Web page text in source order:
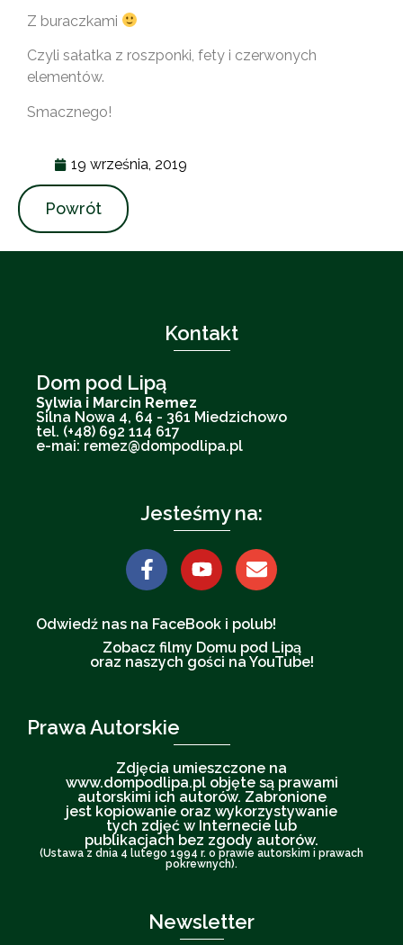
Z buraczkami
Czyli sałatka z roszponki, fety i czerwonych
elementów.
Smacznego!
19 września, 2019
Powrót
Kontakt
Dom pod Lipą
Sylwia i Marcin Remez
Silna Nowa 4, 64 - 361 Miedzichowo
tel. (+48) 692 114 617
e-mai: remez@dompodlipa.pl
Jesteśmy na:
Odwiedź nas na FaceBook i polub!
Zobacz filmy Domu pod Lipą
oraz naszych gości na YouTube!
Prawa Autorskie
Zdjęcia umieszczone na
www.dompodlipa.pl objęte są prawami
autorskimi ich autorów. Zabronione
jest kopiowanie oraz wykorzystywanie
tych zdjęć w Internecie lub
publikacjach bez zgody autorów.
(Ustawa z dnia 4 lutego 1994 r. o prawie autorskim i prawach
pokrewnych).
Newsletter